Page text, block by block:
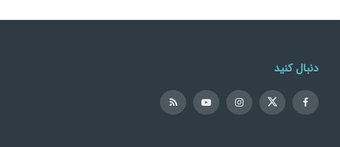
دنبال کنید